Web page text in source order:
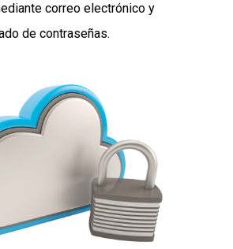
correo electrónico y
de contraseñas.